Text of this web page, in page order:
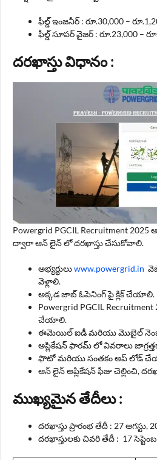
ఫీల్డ్ ఇంజనీర్ : రూ.30,000 –
ఫీల్డ్ సూపర్ వైజర్ : రూ.23,000 –
దరఖాస్తు విధానం :
Powergrid PGCIL Recruitment 2025
ద్వారా ఆన్ లైన్ లో దరఖాస్తు చేసుకోవాలి.
అభ్యర్థులుwww.powergrid.in
వెళ్లాలి.
అక్కడ జాబ్ ఓపెనింగ్ పై క్లిక్ చేయాలి.
Powergrid PGCIL
చేయాలి.
ఈమెయిల్ ఐడీ మరియు మొబైల్
అప్లికేషన్ ఫారమ్ లో వివరాలు
ఫొటో మరియు సంతకం అప్ లోడ్
ఆన్ లైన్ అప్లికేషన్ ఫీజు చెల్లించి,
ముఖ్యమైన తేదీలు :
దరఖాస్తు ప్రారంభ తేదీ : 27 ఆగస్టు,
దరఖాస్తులకు చివరి తేదీ : 17